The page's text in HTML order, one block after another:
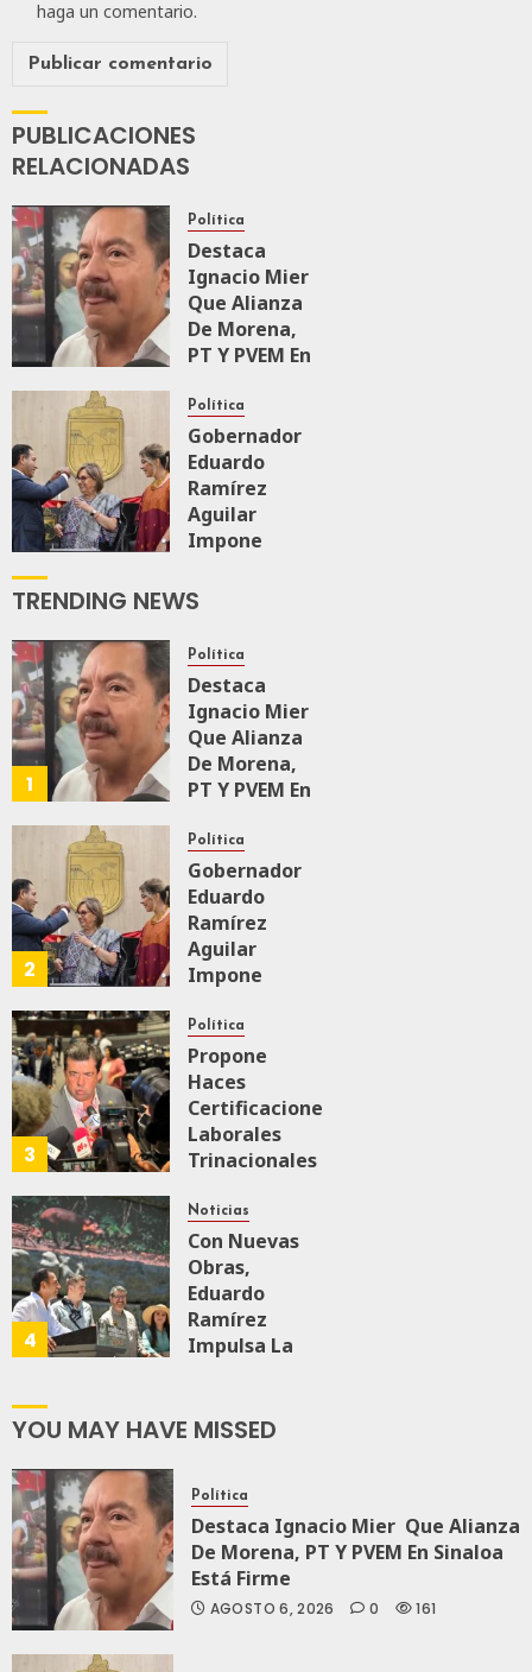
haga un comentario.
PUBLICACIONES
RELACIONADAS
Política
Destaca
Ignacio Mier
Que Alianza
De Morena,
PT Y PVEM En
Firme
AGOSTO 6, 2026
0
161
Política
Gobernador
Eduardo
Ramírez
Aguilar
Impone
“Rosario
A
Malú Mícher
AGOSTO 6, 2026
0
84
TRENDING NEWS
1
Política
Destaca
Ignacio Mier
Que Alianza
De Morena,
PT Y PVEM En
Firme
AGOSTO 6, 2026
0
161
2
Política
Gobernador
Eduardo
Ramírez
Aguilar
Impone
“Rosario
Castellanos”
A
Malú Mícher
AGOSTO 6, 2026
3
Política
Propone
Haces
Certificaciones
Laborales
Trinacionales
A México Para
Nueva
Economía
AGOSTO 5, 2026
0
73
4
Noticias
Con Nuevas
Obras,
Eduardo
Ramírez
Impulsa La
ZooMAT
YOU MAY HAVE MISSED
Política
Destaca Ignacio Mier Que Alianza
De Morena, PT Y PVEM En Sinaloa
Está Firme
AGOSTO 6, 2026 0 161